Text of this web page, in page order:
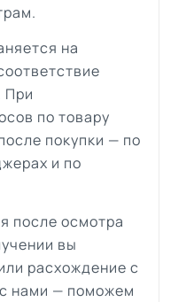
на
При
по товару
покупки — по
и по
после осмотра
вы
расхождение с
нами — поможем